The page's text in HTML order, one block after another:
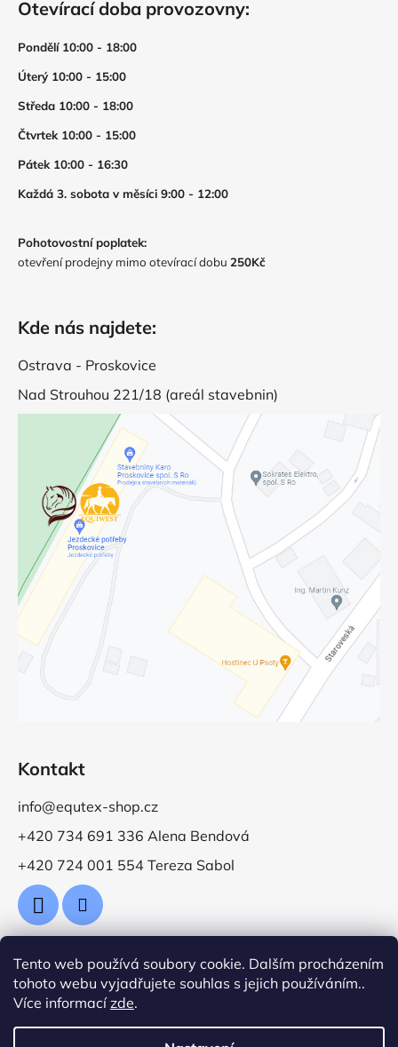
Tento web používá soubory cookie. Dalším procházením
tohoto webu vyjadřujete souhlas s jejich používáním..
Více informacízde.
Otevírací doba provozovny:
Pondělí 10:00 - 18:00
Úterý 10:00 - 15:00
Středa 10:00 - 18:00
Čtvrtek 10:00 - 15:00
Pátek 10:00 - 16:30
Každá 3. sobota v měsíci 9:00 - 12:00
Pohotovostní poplatek:
otevření prodejny mimo otevírací dobu 250Kč
Kde nás najdete:
Ostrava - Proskovice
Nad Strouhou 221/18 (areál stavebnin)
Kontakt
info@equtex-shop.cz
+420 734 691 336 Alena Bendová
+420 724 001 554 Tereza Sabol
Přijímáme online platby